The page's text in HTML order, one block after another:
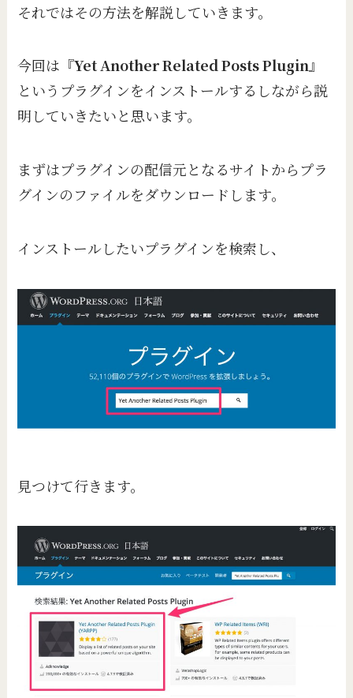
それではその方法を解説していきます。
今回は『Yet Another Related Posts Plugin』
というプラグインをインストールするしながら説
明していきたいと思います。
まずはプラグインの配信元となるサイトからプラ
グインのファイルをダウンロードします。
インストールしたいプラグインを検索し、
見つけて行きます。